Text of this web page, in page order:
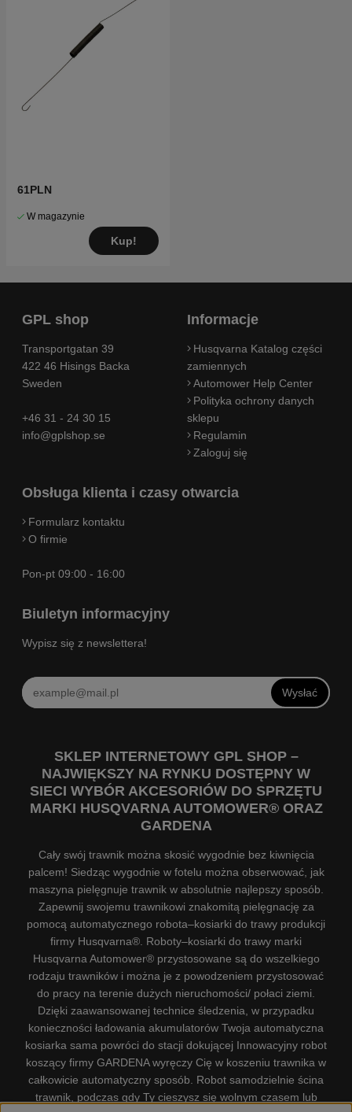
61PLN
W magazynie
Kup!
GPL shop
Transportgatan 39
422 46 Hisings Backa
Sweden
+46 31 - 24 30 15
info@gplshop.se
Informacje
Husqvarna Katalog części
zamiennych
Automower Help Center
Polityka ochrony danych
sklepu
Regulamin
Zaloguj się
Obsługa klienta i czasy otwarcia
Formularz kontaktu
O firmie
Pon-pt 09:00 - 16:00
Biuletyn informacyjny
Wypisz się z newslettera!
Wysłać
SKLEP INTERNETOWY GPL SHOP –
NAJWIĘKSZY NA RYNKU DOSTĘPNY W
SIECI WYBÓR AKCESORIÓW DO SPRZĘTU
MARKI HUSQVARNA AUTOMOWER® ORAZ
GARDENA
Cały swój trawnik można skosić wygodnie bez kiwnięcia
palcem! Siedząc wygodnie w fotelu można obserwować, jak
maszyna pielęgnuje trawnik w absolutnie najlepszy sposób.
Zapewnij swojemu trawnikowi znakomitą pielęgnację za
pomocą automatycznego robota–kosiarki do trawy produkcji
firmy Husqvarna®. Roboty–kosiarki do trawy marki
Husqvarna Automower® przystosowane są do wszelkiego
rodzaju trawników i można je z powodzeniem przystosować
do pracy na terenie dużych nieruchomości/ połaci ziemi.
Dzięki zaawansowanej technice śledzenia, w przypadku
konieczności ładowania akumulatorów Twoja automatyczna
kosiarka sama powróci do stacji dokującej Innowacyjny robot
koszący firmy GARDENA wyręczy Cię w koszeniu trawnika w
całkowicie automatyczny sposób. Robot samodzielnie ścina
trawnik, podczas gdy Ty cieszysz się wolnym czasem lub